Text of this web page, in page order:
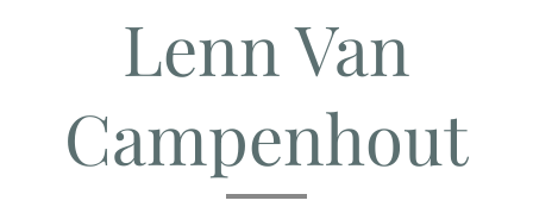
Lenn Van
Campenhout